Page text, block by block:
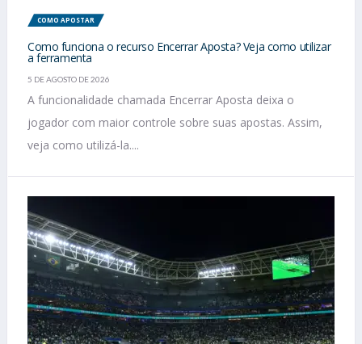
COMO APOSTAR
Como funciona o recurso Encerrar Aposta? Veja como utilizar
a ferramenta
5 DE AGOSTO DE 2026
A funcionalidade chamada Encerrar Aposta deixa o
jogador com maior controle sobre suas apostas. Assim,
veja como utilizá-la....